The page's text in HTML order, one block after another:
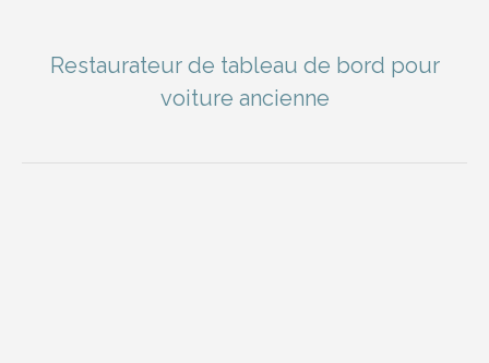
Restaurateur de tableau de bord pour
voiture ancienne